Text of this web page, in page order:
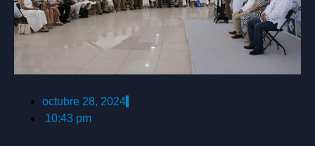
octubre 28, 2024
10:43 pm